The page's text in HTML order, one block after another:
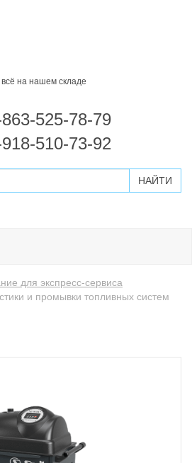
всё на нашем складе
525-78-79
510-73-92
для экспресс-сервиса
и промывки топливных систем